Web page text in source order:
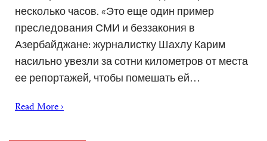
несколько часов. «Это еще один пример
преследования СМИ и беззакония в
Азербайджане: журналистку Шахлу Карим
насильно увезли за сотни километров от места
ее репортажей, чтобы помешать ей…
Read More ›